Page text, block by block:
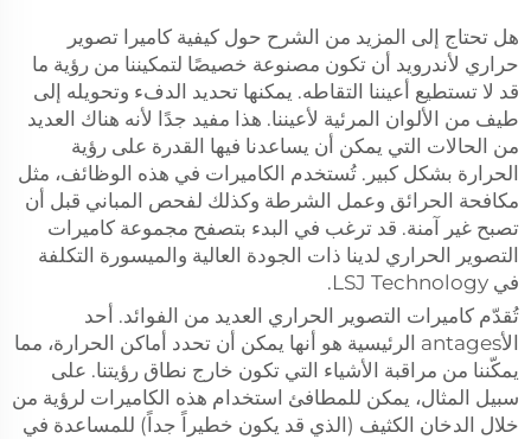
هل تحتاج إلى المزيد من الشرح حول كيفية كاميرا تصوير
حراري لأندرويد أن تكون مصنوعة خصيصًا لتمكيننا من رؤية ما
قد لا تستطيع أعيننا التقاطه. يمكنها تحديد الدفء وتحويله إلى
طيف من الألوان المرئية لأعيننا. هذا مفيد جدًا لأنه هناك العديد
من الحالات التي يمكن أن يساعدنا فيها القدرة على رؤية
الحرارة بشكل كبير. تُستخدم الكاميرات في هذه الوظائف، مثل
مكافحة الحرائق وعمل الشرطة وكذلك لفحص المباني قبل أن
تصبح غير آمنة. قد ترغب في البدء بتصفح مجموعة كاميرات
التصوير الحراري لدينا ذات الجودة العالية والميسورة التكلفة
في LSJ Technology.
تُقدّم كاميرات التصوير الحراري العديد من الفوائد. أحد
الأantages الرئيسية هو أنها يمكن أن تحدد أماكن الحرارة، مما
يمكّننا من مراقبة الأشياء التي تكون خارج نطاق رؤيتنا. على
سبيل المثال، يمكن للمطافئ استخدام هذه الكاميرات لرؤية من
خلال الدخان الكثيف (الذي قد يكون خطيراً جداً) للمساعدة في